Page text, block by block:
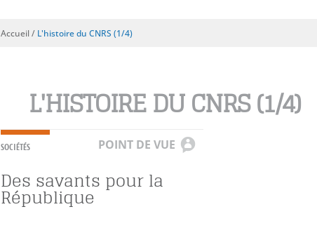
Vous êtes ici
Accueil/ L'histoire du CNRS (1/4)
L'HISTOIRE DU CNRS (1/4)
SOCIÉTÉS POINT DE VUE
Des savants pour la
République